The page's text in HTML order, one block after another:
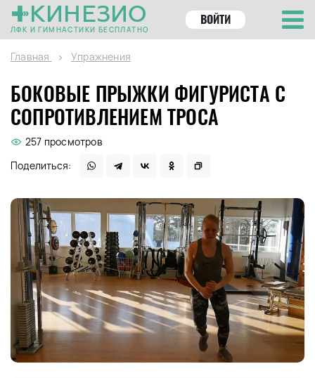
КИНЕЗИО
ЛФК И ГИМНАСТИКИ БЕСПЛАТНО
ВОЙТИ
Главная Упражнения
БОКОВЫЕ ПРЫЖКИ ФИГУРИСТА С
СОПРОТИВЛЕНИЕМ ТРОСА
257 просмотров
Поделиться: